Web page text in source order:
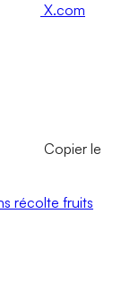
X.com
Copier le
récolte fruits